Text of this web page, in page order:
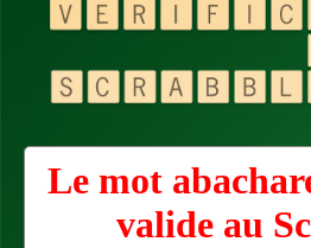
Le mot
valide au